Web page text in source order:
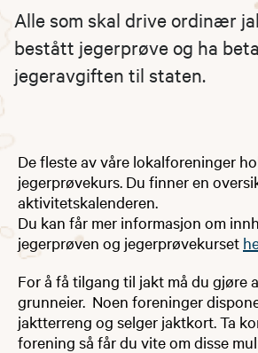
Alle som skal drive ordinær
bestått jegerprøve og ha
jegeravgiften til staten.
​​​​​De fleste av våre lokalforeninger
jegerprøvekurs. Du finner en
aktivitetskalenderen.
Du kan får mer informasjon om
jegerprøven og jegerprøvekurset
For å få tilgang til jakt må du gjøre
grunneier. Noen foreninger
jaktterreng og selger jaktkort. Ta
forening så får du vite om disse